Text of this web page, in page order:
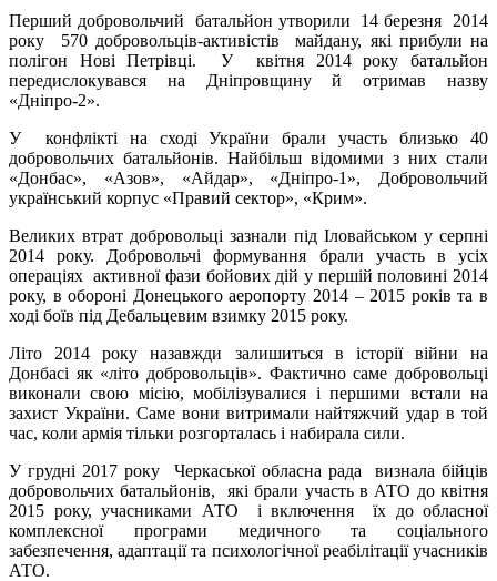
Перший добровольчий батальйон утворили 14 березня 2014
року 570 добровольців-активістів майдану, які прибули на
полігон Нові Петрівці. У квітня 2014 року батальйон
передислокувався на Дніпровщину й отримав назву
«Дніпро-2».
У конфлікті на сході України брали участь близько 40
добровольчих батальйонів. Найбільш відомими з них стали
«Донбас», «Азов», «Айдар», «Дніпро-1», Добровольчий
український корпус «Правий сектор», «Крим».
Великих втрат добровольці зазнали під Іловайськом у серпні
2014 року. Добровольчі формування брали участь в усіх
операціях активної фази бойових дій у першій половині 2014
року, в обороні Донецького аеропорту 2014 – 2015 років та в
ході боїв під Дебальцевим взимку 2015 року.
Літо 2014 року назавжди залишиться в історії війни на
Донбасі як «літо добровольців». Фактично саме добровольці
виконали свою місію, мобілізувалися і першими встали на
захист України. Саме вони витримали найтяжчий удар в той
час, коли армія тільки розгорталась і набирала сили.
У грудні 2017 року Черкаської обласна рада визнала бійців
добровольчих батальйонів, які брали участь в АТО до квітня
2015 року, учасниками АТО і включення їх до обласної
комплексної програми медичного та соціального
забезпечення, адаптації та психологічної реабілітації учасників
АТО.